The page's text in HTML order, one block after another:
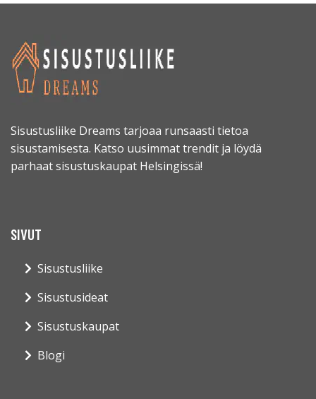
Sisustusliike Dreams tarjoaa runsaasti tietoa
sisustamisesta. Katso uusimmat trendit ja löydä
parhaat sisustuskaupat Helsingissä!
SIVUT
Sisustusliike
Sisustusideat
Sisustuskaupat
Blogi